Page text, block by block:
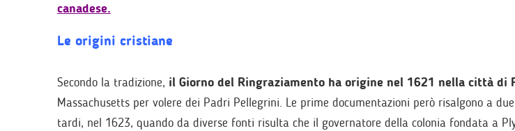
canadese.
Le origini cristiane
Secondo la tradizione, il Giorno del Ringraziamento ha origine nel 1621 nella città di
Massachusetts per volere dei Padri Pellegrini. Le prime documentazioni però risalgono a
tardi, nel 1623, quando da diverse fonti risulta che il governatore della colonia fondata a